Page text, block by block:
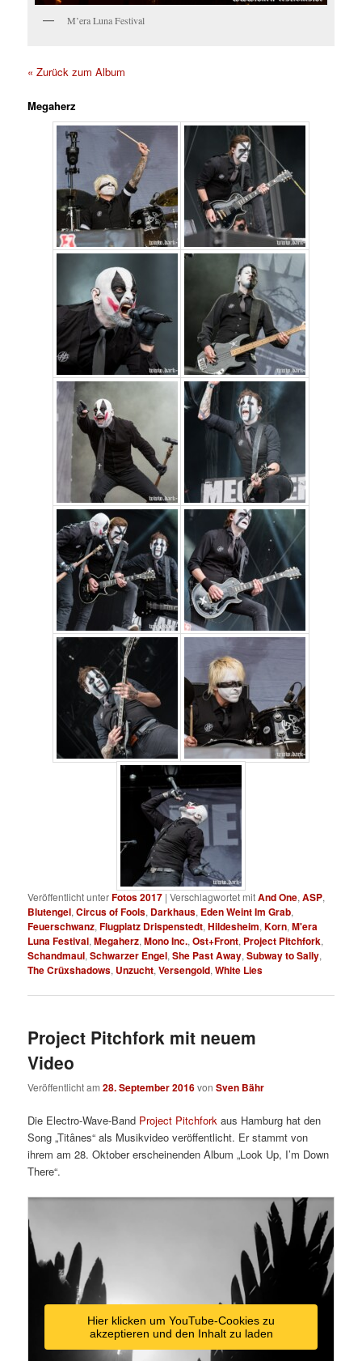
M’era Luna Festival
« Zurück zum Album
Megaherz
Veröffentlicht unterFotos 2017 |Verschlagwortet mitAnd One,ASP,
Blutengel,Circus of Fools, Darkhaus, Eden Weint Im Grab,
Feuerschwanz,Flugplatz Drispenstedt,Hildesheim,Korn,M'era
Luna Festival,Megaherz,Mono Inc.,Ost+Front, Project Pitchfork,
Schandmaul,Schwarzer Engel,She Past Away,Subway to Sally,
The Crüxshadows, Unzucht,Versengold,White Lies
Project Pitchfork mit neuem
Video
Veröffentlicht am28. September 2016vonSven Bähr
Die Electro-Wave-Band Project Pitchfork aus Hamburg hat den
Song „Titânes“ als Musikvideo veröffentlicht. Er stammt von
ihrem am 28. Oktober erscheinenden Album „Look Up, I’m Down
There“.
Hier klicken um YouTube-Cookies zu
akzeptieren und den Inhalt zu laden